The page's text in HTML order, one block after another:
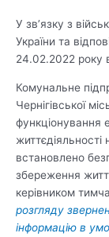
У зв’язку з
України та
24.02.2022 року
Комунальне
Чернігівської
функціонування
встановлено
збереження
керівником
розгляду
інформацію в